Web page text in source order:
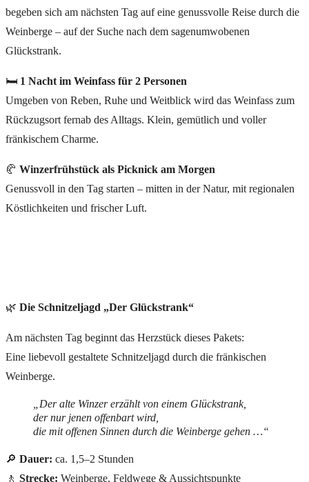
begeben sich am nächsten Tag auf eine genussvolle Reise durch die
Weinberge – auf der Suche nach dem sagenumwobenen
Glückstrank.
🛏 1 Nacht im Weinfass für 2 Personen
Umgeben von Reben, Ruhe und Weitblick wird das Weinfass zum
Rückzugsort fernab des Alltags. Klein, gemütlich und voller
fränkischem Charme.
🥐 Winzerfrühstück als Picknick am Morgen
Genussvoll in den Tag starten – mitten in der Natur, mit regionalen
Köstlichkeiten und frischer Luft.
🌿 Die Schnitzeljagd „Der Glückstrank“
Am nächsten Tag beginnt das Herzstück dieses Pakets:
Eine liebevoll gestaltete Schnitzeljagd durch die fränkischen
Weinberge.
„Der alte Winzer erzählt von einem Glückstrank,
der nur jenen offenbart wird,
die mit offenen Sinnen durch die Weinberge gehen …“
🔎 Dauer: ca. 1,5–2 Stunden
🚶 Strecke: Weinberge, Feldwege & Aussichtspunkte